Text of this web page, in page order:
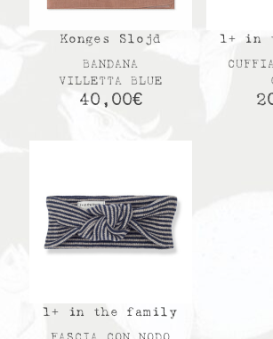
Konges Slojd
BANDANA
VILLETTA BLUE
40,00€
1+ in
1+ in the family